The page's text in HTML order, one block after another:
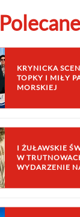
Polecane
KRYNICKA
TOPKY I MIŁY
MORSKIEJ
I ŻUŁAWSKIE
W
WYDARZENIE